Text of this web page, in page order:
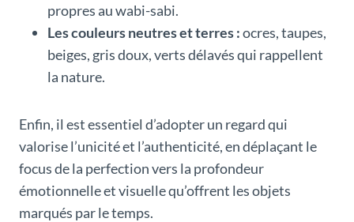
propres au wabi-sabi.
Les couleurs neutres et terres :ocres, taupes,
beiges, gris doux, verts délavés qui rappellent
la nature.
Enfin, il est essentiel d’adopter un regard qui
valorise l’unicité et l’authenticité, en déplaçant le
focus de la perfection vers la profondeur
émotionnelle et visuelle qu’offrent les objets
marqués par le temps.